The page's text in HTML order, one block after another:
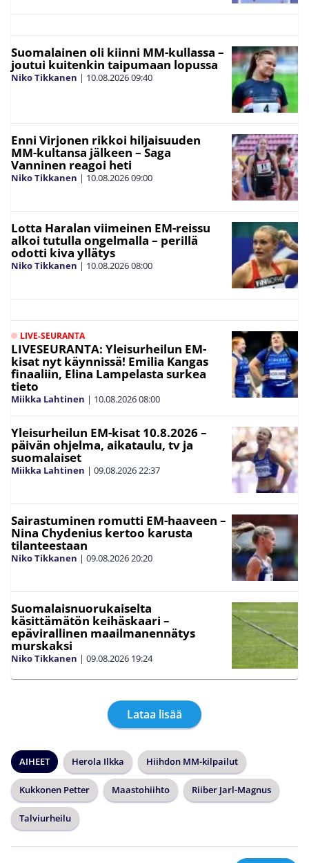
Suomalainen oli kiinni MM-kullassa –
joutui kuitenkin taipumaan lopussa
Niko Tikkanen | 10.08.202609:40
Enni Virjonen rikkoi hiljaisuuden
MM-kultansa jälkeen – Saga
Vanninen reagoi heti
Niko Tikkanen | 10.08.202609:00
Lotta Haralan viimeinen EM-reissu
alkoi tutulla ongelmalla – perillä
odotti kiva yllätys
Niko Tikkanen | 10.08.202608:00
LIVE-SEURANTA
LIVESEURANTA: Yleisurheilun EM-
kisat nyt käynnissä! Emilia Kangas
finaaliin, Elina Lampelasta surkea
tieto
Miikka Lahtinen | 10.08.202608:00
Yleisurheilun EM-kisat 10.8.2026 –
päivän ohjelma, aikataulu, tv ja
suomalaiset
Miikka Lahtinen | 09.08.202622:37
Sairastuminen romutti EM-haaveen –
Nina Chydenius kertoo karusta
tilanteestaan
Niko Tikkanen | 09.08.202620:20
Suomalaisnuorukaiselta
käsittämätön keihäskaari –
epävirallinen maailmanennätys
murskaksi
Niko Tikkanen | 09.08.2026 19:24
Lataa lisää
AIHEET Herola Ilkka Hiihdon MM-kilpailut
Kukkonen Petter Maastohiihto Riiber Jarl-Magnus
Talviurheilu